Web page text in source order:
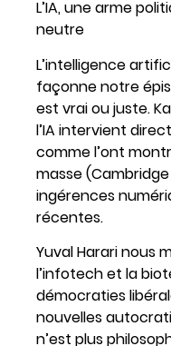
L’IA, une arme
neutre
L’intelligence
façonne notre
est vrai ou juste.
l’IA intervient
comme l’ont
masse
ingérences
récentes.
Yuval Harari nous
l’infotech et la
démocraties
nouvelles
n’est plus